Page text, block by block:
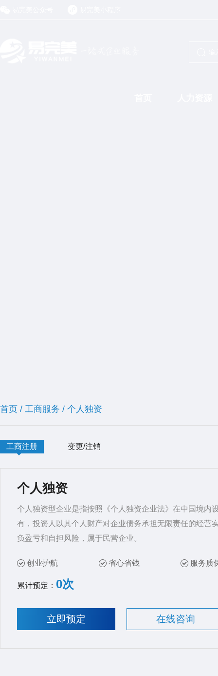
首页 / 工商服务 / 个人独资
工商注册 变更/注销
个人独资
个人独资型企业是指按照《个人独资企业法》在中国境内
有，投资人以其个人财产对企业债务承担无限责任的经营
负盈亏和自担风险，属于民营企业。
创业护航 省心省钱 服务质
累计预定： 0次
立即预定 在线咨询